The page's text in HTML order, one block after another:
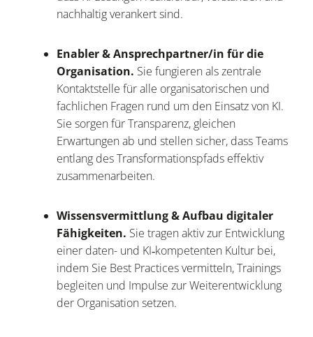
nachhaltig verankert sind.
Enabler & Ansprechpartner/in für die
Organisation. Sie fungieren als zentrale
Kontaktstelle für alle organisatorischen und
fachlichen Fragen rund um den Einsatz von KI.
Sie sorgen für Transparenz, gleichen
Erwartungen ab und stellen sicher, dass Teams
entlang des Transformationspfads effektiv
zusammenarbeiten.
Wissensvermittlung & Aufbau digitaler
Fähigkeiten. Sie tragen aktiv zur Entwicklung
einer daten- und KI‑kompetenten Kultur bei,
indem Sie Best Practices vermitteln, Trainings
begleiten und Impulse zur Weiterentwicklung
der Organisation setzen.